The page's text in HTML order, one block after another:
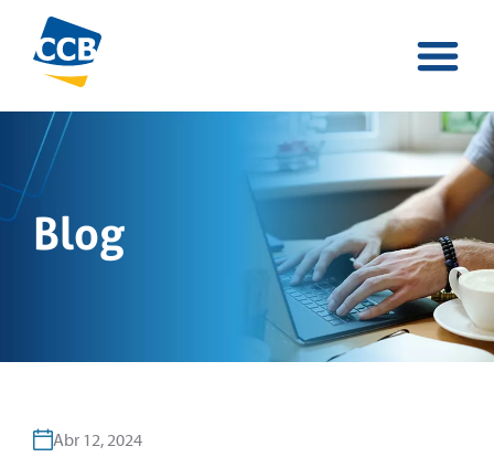
Blog
Abr 12, 2024